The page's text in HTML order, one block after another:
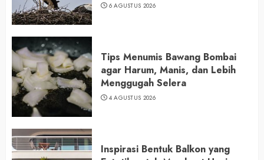
6 AGUSTUS 2026
Tips Menumis Bawang Bombai
agar Harum, Manis, dan Lebih
Menggugah Selera
4 AGUSTUS 2026
Inspirasi Bentuk Balkon yang